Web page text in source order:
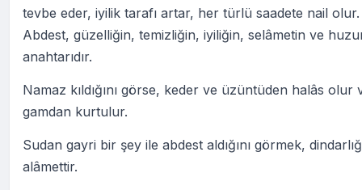
tevbe eder, iyilik tarafı artar, her türlü saadete nail olur.
Abdest, güzelliğin, temizliğin, iyiliğin, selâmetin ve
anahtarıdır.
Namaz kıldığını görse, keder ve üzüntüden halâs olur
gamdan kurtulur.
Sudan gayri bir şey ile abdest aldığını görmek,
alâmettir.